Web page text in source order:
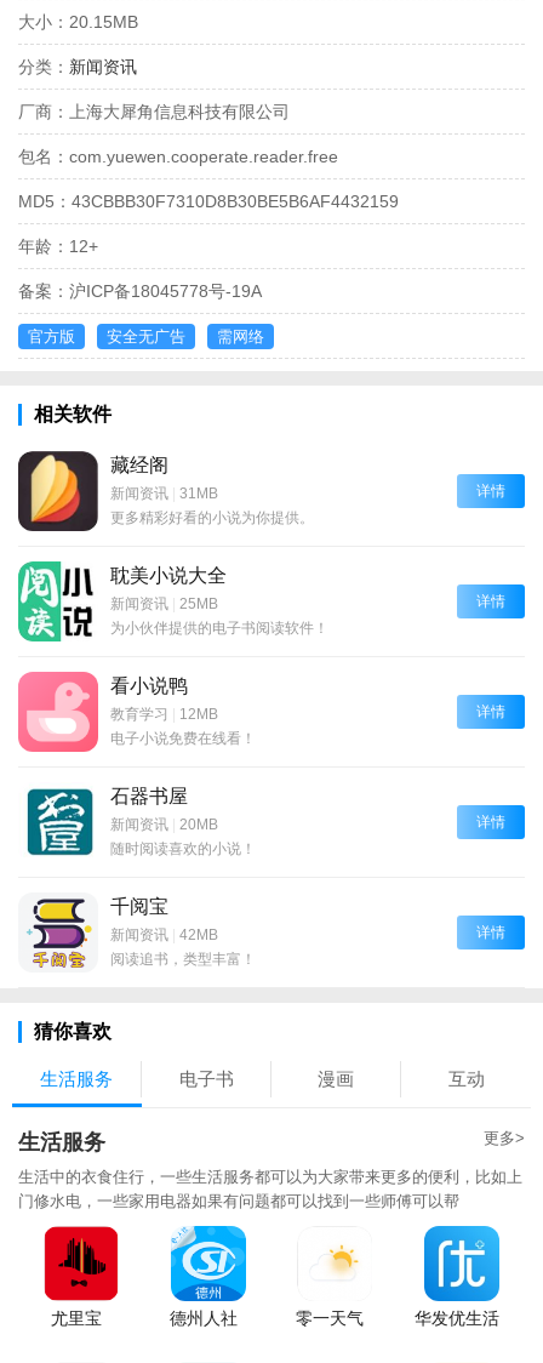
大小： 20.15MB
分类： 新闻资讯
厂商： 上海大犀角信息科技有限公司
包名： com.yuewen.cooperate.reader.free
MD5： 43CBBB30F7310D8B30BE5B6AF4432159
年龄： 12+
备案： 沪ICP备18045778号-19A
官方版 安全无广告 需网络
相关软件
藏经阁
新闻资讯 | 31MB
更多精彩好看的小说为你提供。
详情
耽美小说大全
新闻资讯 | 25MB
为小伙伴提供的电子书阅读软件！
详情
看小说鸭
教育学习 | 12MB
电子小说免费在线看！
详情
石器书屋
新闻资讯 | 20MB
随时阅读喜欢的小说！
详情
千阅宝
新闻资讯 | 42MB
阅读追书，类型丰富！
详情
猜你喜欢
生活服务 电子书 漫画 互动
生活服务 更多>
生活中的衣食住行，一些生活服务都可以为大家带来更多的便利，比如上
门修水电，一些家用电器如果有问题都可以找到一些师傅可以帮
尤里宝 德州人社 零一天气 华发优生活